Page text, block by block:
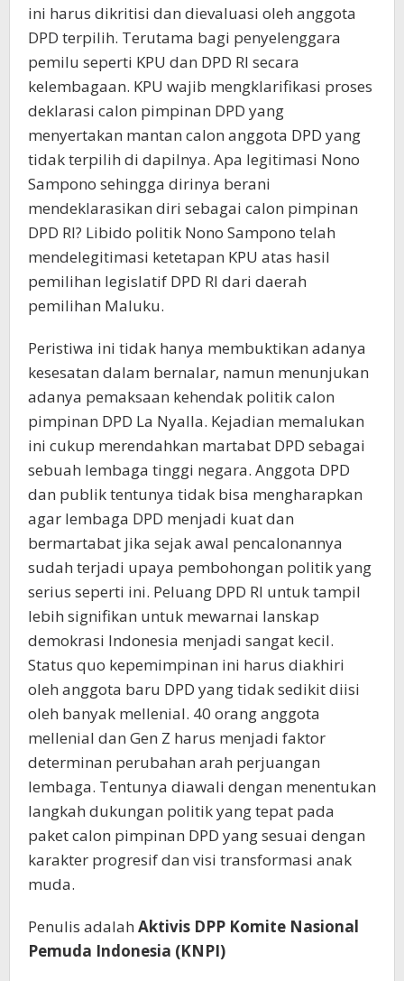
ini harus dikritisi dan dievaluasi oleh anggota
DPD terpilih. Terutama bagi penyelenggara
pemilu seperti KPU dan DPD RI secara
kelembagaan. KPU wajib mengklarifikasi proses
deklarasi calon pimpinan DPD yang
menyertakan mantan calon anggota DPD yang
tidak terpilih di dapilnya. Apa legitimasi Nono
Sampono sehingga dirinya berani
mendeklarasikan diri sebagai calon pimpinan
DPD RI? Libido politik Nono Sampono telah
mendelegitimasi ketetapan KPU atas hasil
pemilihan legislatif DPD RI dari daerah
pemilihan Maluku.
Peristiwa ini tidak hanya membuktikan adanya
kesesatan dalam bernalar, namun menunjukan
adanya pemaksaan kehendak politik calon
pimpinan DPD La Nyalla. Kejadian memalukan
ini cukup merendahkan martabat DPD sebagai
sebuah lembaga tinggi negara. Anggota DPD
dan publik tentunya tidak bisa mengharapkan
agar lembaga DPD menjadi kuat dan
bermartabat jika sejak awal pencalonannya
sudah terjadi upaya pembohongan politik yang
serius seperti ini. Peluang DPD RI untuk tampil
lebih signifikan untuk mewarnai lanskap
demokrasi Indonesia menjadi sangat kecil.
Status quo kepemimpinan ini harus diakhiri
oleh anggota baru DPD yang tidak sedikit diisi
oleh banyak mellenial. 40 orang anggota
mellenial dan Gen Z harus menjadi faktor
determinan perubahan arah perjuangan
lembaga. Tentunya diawali dengan menentukan
langkah dukungan politik yang tepat pada
paket calon pimpinan DPD yang sesuai dengan
karakter progresif dan visi transformasi anak
muda.
Penulis adalah Aktivis DPP Komite Nasional
Pemuda Indonesia (KNPI)